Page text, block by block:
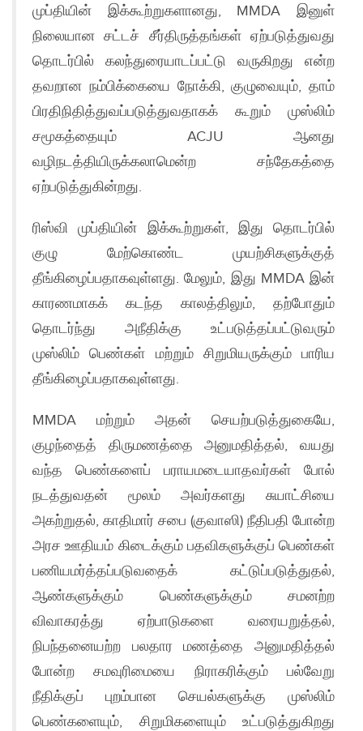
முப்தியின் இக்கூற்றுகளானது, MMDA இனுள்
நிலையான சட்டச் சீர்திருத்தங்கள் ஏற்படுத்துவது
தொடர்பில் கலந்துரையாடப்பட்டு வருகிறது என்ற
தவறான நம்பிக்கையை நோக்கி, குழுவையும், தாம்
பிரதிநிதித்துவப்படுத்துவதாகக் கூறும் முஸ்லிம்
சமூகத்தையும் ACJU ஆனது
வழிநடத்தியிருக்கலாமென்ற சந்தேகத்தை
ஏற்படுத்துகின்றது.
ரிஸ்வி முப்தியின் இக்கூற்றுகள், இது தொடர்பில்
குழு மேற்கொண்ட முயற்சிகளுக்குத்
தீங்கிழைப்பதாகவுள்ளது. மேலும், இது MMDA இன்
காரணமாகக் கடந்த காலத்திலும், தற்போதும்
தொடர்ந்து அநீதிக்கு உட்படுத்தப்பட்டுவரும்
முஸ்லிம் பெண்கள் மற்றும் சிறுமியருக்கும் பாரிய
தீங்கிழைப்பதாகவுள்ளது.
MMDA மற்றும் அதன் செயற்படுத்துகையே,
குழந்தைத் திருமணத்தை அனுமதித்தல், வயது
வந்த பெண்களைப் பராயமடையாதவர்கள் போல்
நடத்துவதன் மூலம் அவர்களது சுயாட்சியை
அகற்றுதல், காதிமார் சபை (குவாஸி) நீதிபதி போன்ற
அரச ஊதியம் கிடைக்கும் பதவிகளுக்குப் பெண்கள்
பணியமர்த்தப்படுவதைக் கட்டுப்படுத்துதல்,
ஆண்களுக்கும் பெண்களுக்கும் சமனற்ற
விவாகரத்து ஏற்பாடுகளை வரையறுத்தல்,
நிபந்தனையற்ற பலதார மணத்தை அனுமதித்தல்
போன்ற சமவுரிமையை நிராகரிக்கும் பல்வேறு
நீதிக்குப் புறம்பான செயல்களுக்கு முஸ்லிம்
பெண்களையும், சிறுமிகளையும் உட்படுத்துகிறது